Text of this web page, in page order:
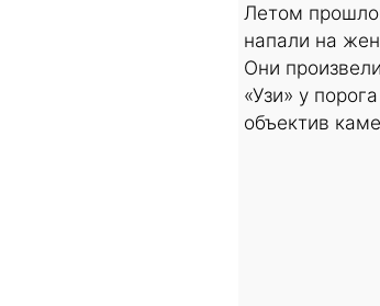
Летом
напали на
Они
«Узи» у
объектив